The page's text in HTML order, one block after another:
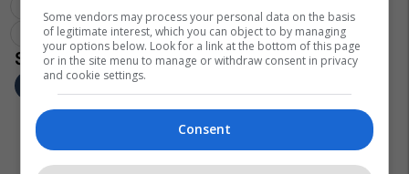
Some vendors may process your personal data on the basis
of legitimate interest, which you can object to by managing
your options below. Look for a link at the bottom of this page
or in the site menu to manage or withdraw consent in privacy
and cookie settings.
Consent